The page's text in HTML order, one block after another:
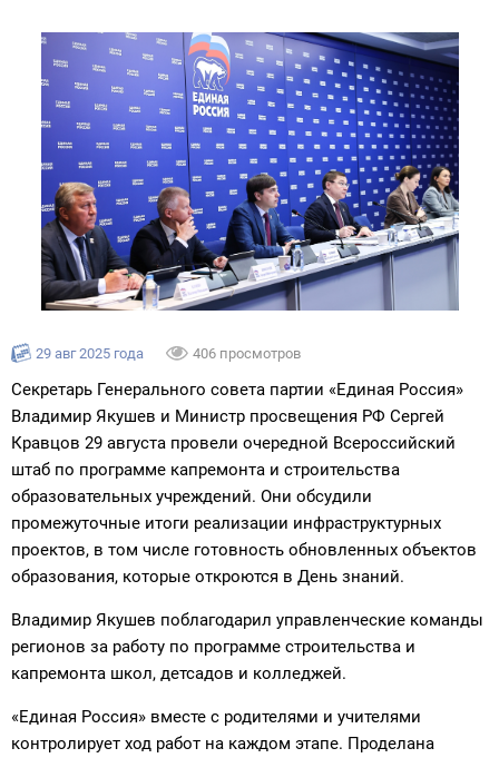
29 авг 2025 года 406 просмотров
Секретарь Генерального совета партии «Единая Россия»
Владимир Якушев и Министр просвещения РФ Сергей
Кравцов 29 августа провели очередной Всероссийский
штаб по программе капремонта и строительства
образовательных учреждений. Они обсудили
промежуточные итоги реализации инфраструктурных
проектов, в том числе готовность обновленных объектов
образования, которые откроются в День знаний.
Владимир Якушев поблагодарил управленческие команды
регионов за работу по программе строительства и
капремонта школ, детсадов и колледжей.
«Единая Россия» вместе с родителями и учителями
контролирует ход работ на каждом этапе. Проделана